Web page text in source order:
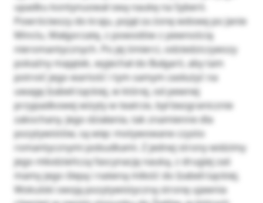
upadku kontynuował swą naukę na Syberii.
Powróciwszy do kraju, pojął za żonę wdowę po Janie
Minclu, Małgorzatę, z powodów z pewnością
nieromantycznych. Po jej śmierci, odziedziczywszy
pokaźny majątek, wyjechał do Bułgarii, aby tam
potroić jego wartość i tym samym zasłużyć na
uwagę Izabeli Łęckiej, w której, od pewnej
przypadkowej wizyty w teatrze, był bezgranicznie
zakochany. Jego działania, tak znamienne dla
pozytywistów, są więc motywowane czysto
romantycznymi pobudkami. Z jednej strony widzimy
jego młodzieńczą fascynację nauką, z drugiej zaś
mamy jego ślepą i naiwną miłość do Izabeli Łęckiej.
Wokulski swoją pozytywistyczną stronę ujawnia